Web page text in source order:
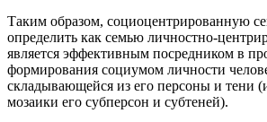
Таким образом, социоцентрированную
определить как семью личностно-
является эффективным посредником в
формирования социумом личности
складывающейся из его персоны и тени
мозаики его субперсон и субтеней).